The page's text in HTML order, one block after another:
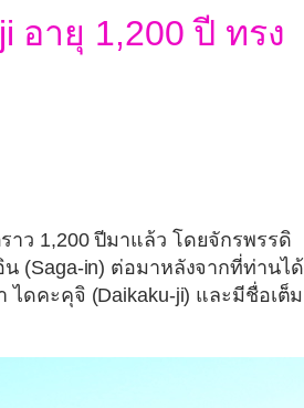
อายุ 1,200 ปี ทรง
ว 1,200 ปีมาแล้ว โดยจักรพรรดิ
(Saga-in) ต่อมาหลังจากที่ท่านได้
ไดคะคุจิ (Daikaku-ji) และมีชื่อเต็ม